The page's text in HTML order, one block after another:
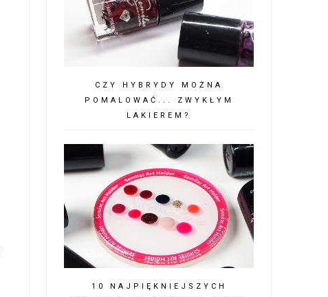
CZY HYBRYDY MOŻNA
POMALOWAĆ... ZWYKŁYM
LAKIEREM?
10 NAJPIĘKNIEJSZYCH